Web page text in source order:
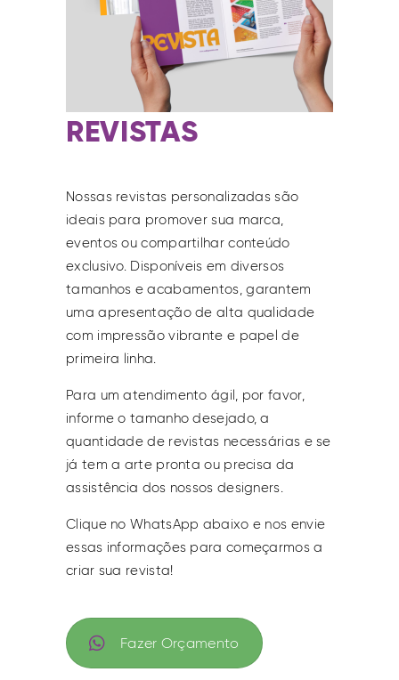
REVISTAS
Nossas revistas personalizadas são
ideais para promover sua marca,
eventos ou compartilhar conteúdo
exclusivo. Disponíveis em diversos
tamanhos e acabamentos, garantem
uma apresentação de alta qualidade
com impressão vibrante e papel de
primeira linha.
Para um atendimento ágil, por favor,
informe o tamanho desejado, a
quantidade de revistas necessárias e se
já tem a arte pronta ou precisa da
assistência dos nossos designers.
Clique no WhatsApp abaixo e nos envie
essas informações para começarmos a
criar sua revista!
Fazer Orçamento